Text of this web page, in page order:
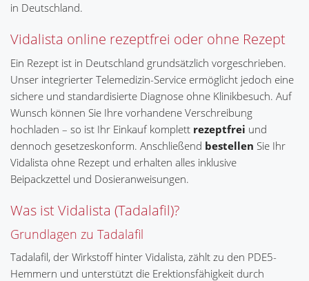
in Deutschland.
Vidalista online rezeptfrei oder ohne Rezept
Ein Rezept ist in Deutschland grundsätzlich vorgeschrieben.
Unser integrierter Telemedizin-Service ermöglicht jedoch eine
sichere und standardisierte Diagnose ohne Klinikbesuch. Auf
Wunsch können Sie Ihre vorhandene Verschreibung
hochladen – so ist Ihr Einkauf komplett rezeptfrei und
dennoch gesetzeskonform. Anschließend bestellen Sie Ihr
Vidalista ohne Rezept und erhalten alles inklusive
Beipackzettel und Dosieranweisungen.
Was ist Vidalista (Tadalafil)?
Grundlagen zu Tadalafil
Tadalafil, der Wirkstoff hinter Vidalista, zählt zu den PDE5-
Hemmern und unterstützt die Erektionsfähigkeit durch